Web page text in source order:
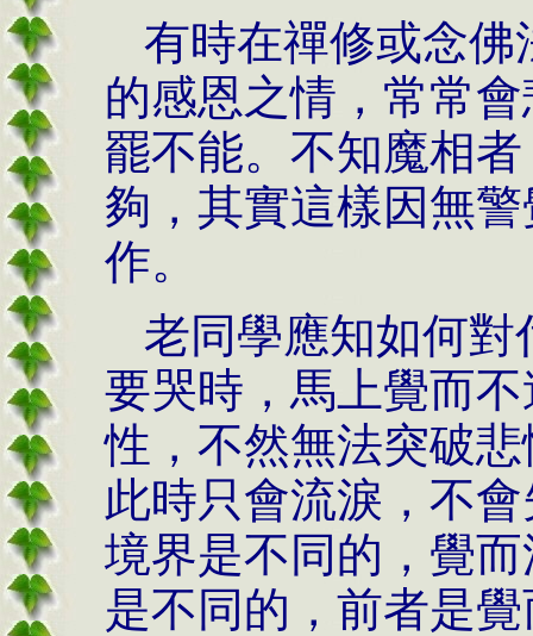
有時在禪修或念
的感恩之情，常常
罷不能。不知魔相
夠，其實這樣因無
作。
老同學應知如何
要哭時，馬上覺而
性，不然無法突破
此時只會流淚，不
境界是不同的，覺
是不同的，前者是